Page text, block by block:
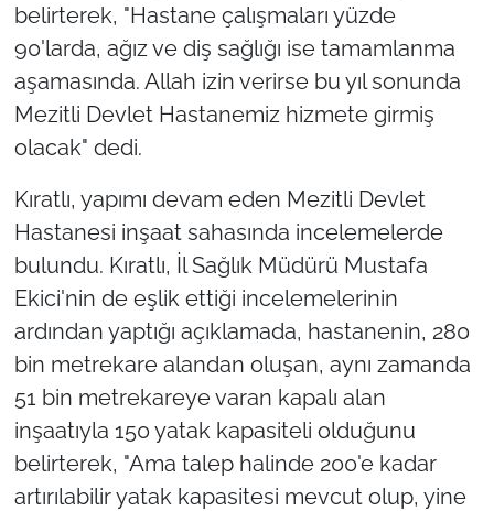
belirterek, "Hastane çalışmaları yüzde
90'larda, ağız ve diş sağlığı ise tamamlanma
aşamasında. Allah izin verirse bu yıl sonunda
Mezitli Devlet Hastanemiz hizmete girmiş
olacak" dedi.
Kıratlı, yapımı devam eden Mezitli Devlet
Hastanesi inşaat sahasında incelemelerde
bulundu. Kıratlı, İl Sağlık Müdürü Mustafa
Ekici'nin de eşlik ettiği incelemelerinin
ardından yaptığı açıklamada, hastanenin, 280
bin metrekare alandan oluşan, aynı zamanda
51 bin metrekareye varan kapalı alan
inşaatıyla 150 yatak kapasiteli olduğunu
belirterek, "Ama talep halinde 200'e kadar
artırılabilir yatak kapasitesi mevcut olup, yine